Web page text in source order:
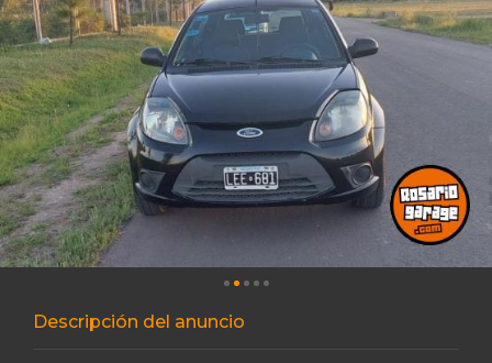
Descripción del anuncio